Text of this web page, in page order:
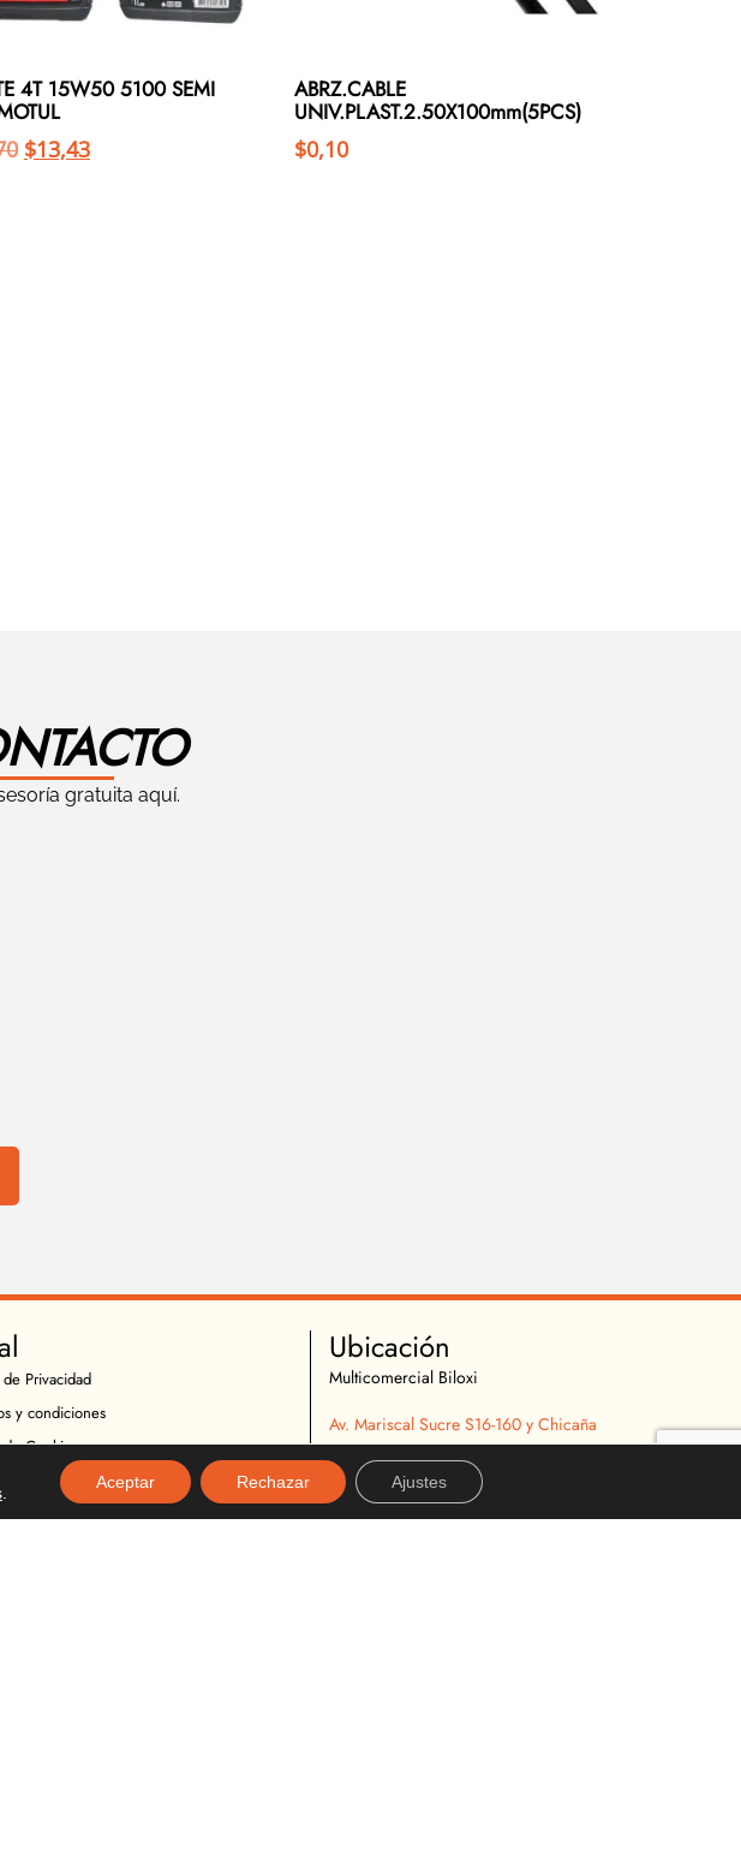
4T 15W50 5100 SEMI
$13,43
ABRZ.CABLE
UNIV.PLAST.2.50X100mm(5PCS)
$0,10
gratuita aquí.
Privacidad
y condiciones
Cookies
de Devoluciones
Ubicación
Multicomercial Biloxi
Av. Mariscal Sucre S16-160 y Chicaña
02 2627 540
096 296 9642
.
Aceptar Rechazar Ajustes